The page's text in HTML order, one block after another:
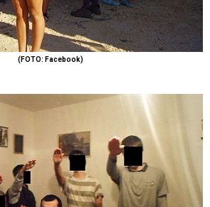
(FOTO: Facebook)